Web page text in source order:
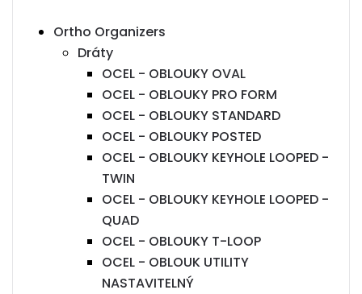
Ortho Organizers
Dráty
OCEL - OBLOUKY OVAL
OCEL - OBLOUKY PRO FORM
OCEL - OBLOUKY STANDARD
OCEL - OBLOUKY POSTED
OCEL - OBLOUKY KEYHOLE LOOPED -
TWIN
OCEL - OBLOUKY KEYHOLE LOOPED -
QUAD
OCEL - OBLOUKY T-LOOP
OCEL - OBLOUK UTILITY
NASTAVITELNÝ